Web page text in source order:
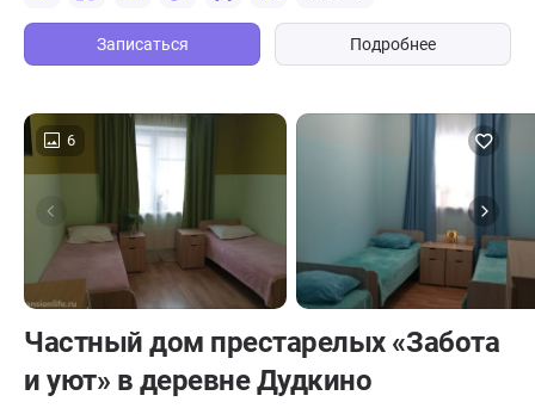
Записаться Подробнее
6
Частный дом престарелых «Забота
и уют» в деревне Дудкино